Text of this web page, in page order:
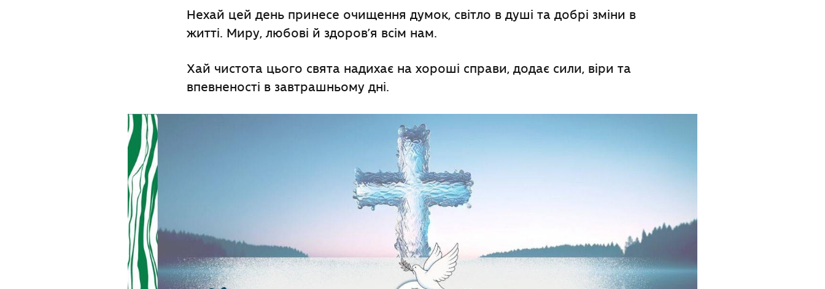
Нехай цей день принесе очищення думок, світло в душі та добрі зміни в
житті. Миру, любові й здоров’я всім нам.
Хай чистота цього свята надихає на хороші справи, додає сили, віри та
впевненості в завтрашньому дні.